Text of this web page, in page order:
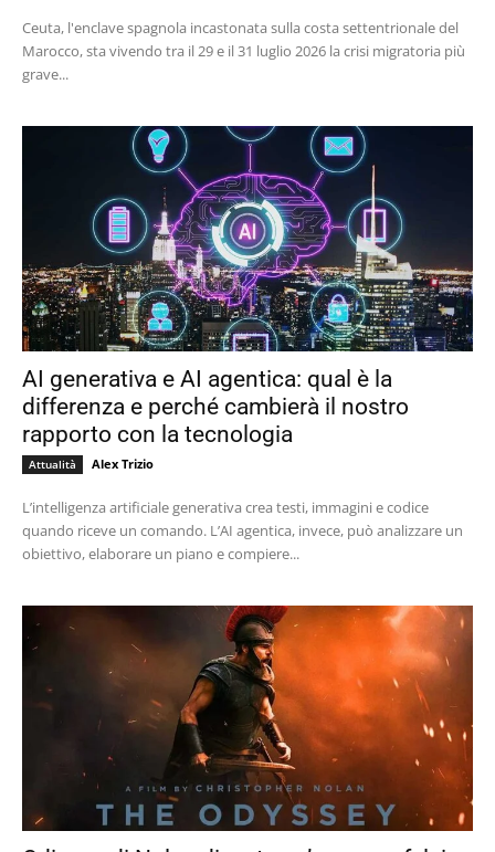
Ceuta, l'enclave spagnola incastonata sulla costa settentrionale del
Marocco, sta vivendo tra il 29 e il 31 luglio 2026 la crisi migratoria più
grave...
AI generativa e AI agentica: qual è la
differenza e perché cambierà il nostro
rapporto con la tecnologia
Attualità Alex Trizio
L’intelligenza artificiale generativa crea testi, immagini e codice
quando riceve un comando. L’AI agentica, invece, può analizzare un
obiettivo, elaborare un piano e compiere...